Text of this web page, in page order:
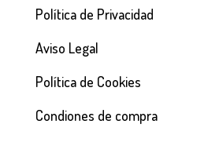
Política de Privacidad
Aviso Legal
Política de Cookies
Condiones de compra